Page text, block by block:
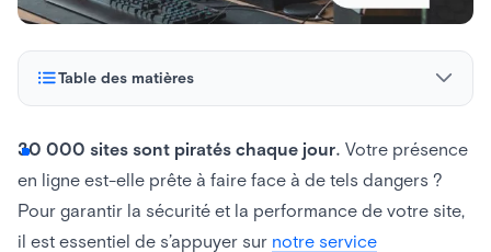
Table des matières
Hyperping
Uptime Robot
30 000 sites sont piratés chaque jour. Votre présence
en ligne est-elle prête à faire face à de tels dangers ?
Pour garantir la sécurité et la performance de votre site,
il est essentiel de s’appuyer sur notre service